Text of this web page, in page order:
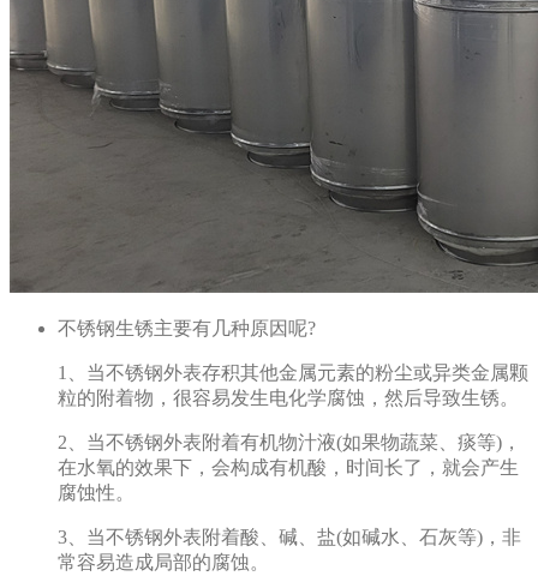
不锈钢生锈主要有几种原因呢?
1、当不锈钢外表存积其他金属元素的粉尘或异类金属颗
粒的附着物，很容易发生电化学腐蚀，然后导致生锈。
2、当不锈钢外表附着有机物汁液(如果物蔬菜、痰等)，
在水氧的效果下，会构成有机酸，时间长了，就会产生
腐蚀性。
3、当不锈钢外表附着酸、碱、盐(如碱水、石灰等)，非
常容易造成局部的腐蚀。